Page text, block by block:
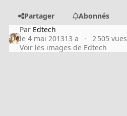
Partager
Abonnés
Par Edtech
le 4 mai 201313 a
2 505 vues
Voir les images de Edtech